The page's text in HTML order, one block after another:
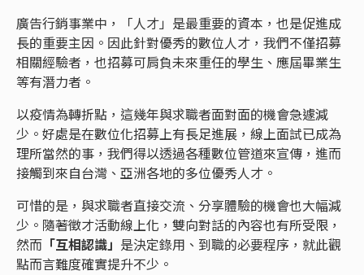
廣告行銷事業中，「人才」是最重要的資本，也是促進成
長的重要主因。因此針對優秀的數位人才，我們不僅招募
相關經驗者，也招募可肩負未來重任的學生、應屆畢業生
等有潛力者。
以疫情為轉折點，這幾年與求職者面對面的機會急遽減
少。好處是在數位化招募上有長足進展，線上面試已成為
理所當然的事，我們得以透過各種數位管道來宣傳，進而
接觸到來自台灣、亞洲各地的多位優秀人才。
可惜的是，與求職者直接交流、分享體驗的機會也大幅減
少。隨著徵才活動線上化，雙向對話的內容也有所受限，
然而 「互相認識」 是決定錄用、到職的必要程序，就此觀
點而言難度確實提升不少。